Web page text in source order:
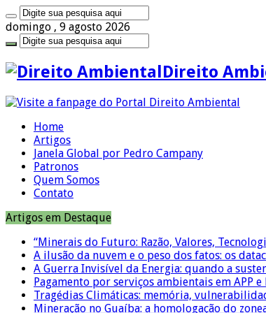
domingo , 9 agosto 2026
Direito
Home
Artigos
Janela Global por Pedro Campany
Patronos
Quem Somos
Contato
Artigos em Destaque
“Minerais do Futuro: Razão, Valores,
A ilusão da nuvem e o peso dos fatos: os
A Guerra Invisível da Energia: quando a
Pagamento por serviços ambientais em APP
Tragédias Climáticas: memória,
Mineração no Guaíba: a homologação do